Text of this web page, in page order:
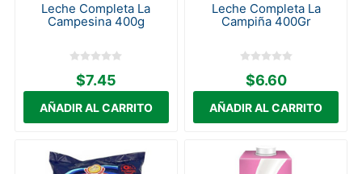
Leche Completa La
Campesina 400g
$7.45
Leche Completa La
Campiña 400Gr
$6.60